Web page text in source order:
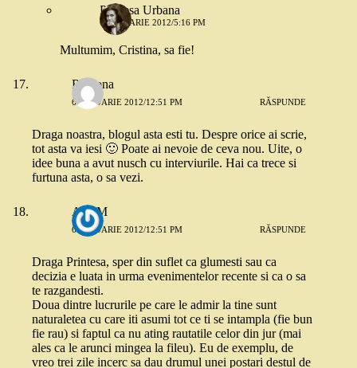
Printesa Urbana
6 IANUARIE 2012/5:16 PM
Multumim, Cristina, sa fie!
Ramona
6 IANUARIE 2012/12:51 PM RĂSPUNDE
Draga noastra, blogul asta esti tu. Despre orice ai scrie,
tot asta va iesi 🙂 Poate ai nevoie de ceva nou. Uite, o
idee buna a avut nusch cu interviurile. Hai ca trece si
furtuna asta, o sa vezi.
Ana M
6 IANUARIE 2012/12:51 PM RĂSPUNDE
Draga Printesa, sper din suflet ca glumesti sau ca
decizia e luata in urma evenimentelor recente si ca o sa
te razgandesti.
Doua dintre lucrurile pe care le admir la tine sunt
naturaletea cu care iti asumi tot ce ti se intampla (fie bun
fie rau) si faptul ca nu ating rautatile celor din jur (mai
ales ca le arunci mingea la fileu). Eu de exemplu, de
vreo trei zile incerc sa dau drumul unei postari destul de